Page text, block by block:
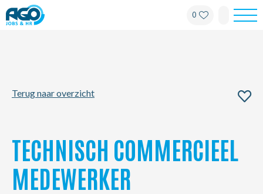
0
Kantoren
Terug naar overzicht
TECHNISCH COMMERCIEEL
MEDEWERKER